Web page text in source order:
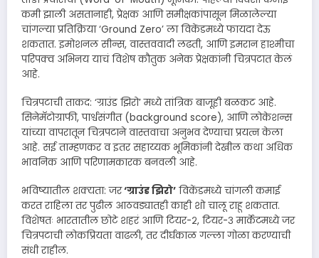
कमी झाली असतानाही, प्रेक्षक आणि समीक्षकांपासून मिळालेल्या
चांगल्या प्रतिक्रिया ‘Ground Zero’ ला विकेंडमध्ये फायदा देऊ
शकतात. इमोशनल सीन्स, वास्तववादी लढती, आणि इमरान हाश्मीचा
परिपक्व अभिनय याचं विशेष कौतुक अनेक प्रेक्षकांनी चित्रपटात केलं
आहे.
चित्रपटाची ताकद: ‘ग्राउंड झिरो’ मध्ये तांत्रिक बाजूही बळकट आहे.
सिनेमॅटोग्राफी, पार्श्वसंगीत (background score), आणि लोकेशन्स
यांच्या वापरातून चित्रपटाने वास्तवाचा अनुभव देण्याचा प्रयत्न केला
आहे. सई ताम्हणकर व इतर सहाय्यक भूमिकांनी देखील कथा अधिक
भावनिक आणि परिणामकारक बनवली आहे.
भविष्यातील शक्यता: जर‘ग्राउंड झिरो’ विकेंडमध्ये चांगली कमाई
करत राहिला तर पुढील आठवड्यातही काही शो चालू राहू शकतात.
विशेषतः भारतातील छोटे शहरं आणि टियर-२, टियर-३ मार्केटमध्ये जर
चित्रपटाची लोकप्रियता वाढली, तर दीर्घकाळ गल्ला गोळा करण्याची
संधी राहील.